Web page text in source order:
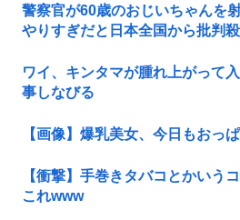
警察官が60歳のおじいちゃんを
やりすぎだと日本全国から批判殺
ワイ、キンタマが腫れ上がって
事しなびる
【画像】爆乳美女、今日もおっ
【衝撃】手巻きタバコとかいう
これwww